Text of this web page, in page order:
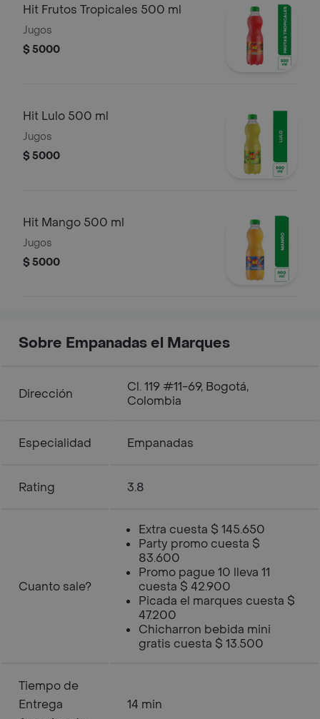
Hit Frutos Tropicales 500 ml
Jugos
$ 5000
Hit Lulo 500 ml
Jugos
$ 5000
Hit Mango 500 ml
Jugos
$ 5000
Sobre Empanadas el Marques
Dirección
Cl. 119 #11-69, Bogotá,
Colombia
Especialidad Empanadas
Rating 3.8
Cuanto sale?
Extra cuesta $ 145.650
Party promo cuesta $
83.600
Promo pague 10 lleva 11
cuesta $ 42.900
Picada el marques cuesta $
47.200
Chicharron bebida mini
gratis cuesta $ 13.500
Tiempo de
Entrega
14 min